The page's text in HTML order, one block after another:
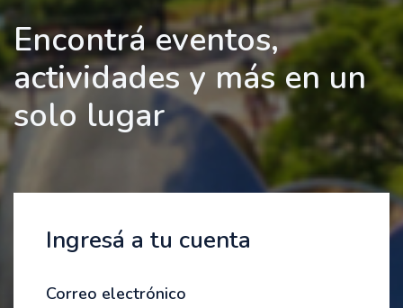
Encontrá eventos,
actividades y más en un
solo lugar
Ingresá a tu cuenta
Correo electrónico